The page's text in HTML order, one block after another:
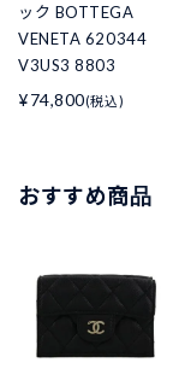
ック BOTTEGA
VENETA 620344
V3US3 8803
¥74,800(税込)
おすすめ商品